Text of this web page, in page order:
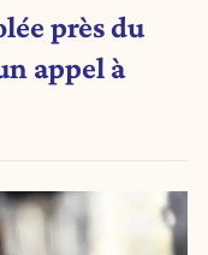
près du
appel à